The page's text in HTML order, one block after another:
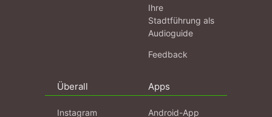
Ihre
Stadtführung als
Audioguide
Feedback
Überall
Instagram
Apps
Android-App